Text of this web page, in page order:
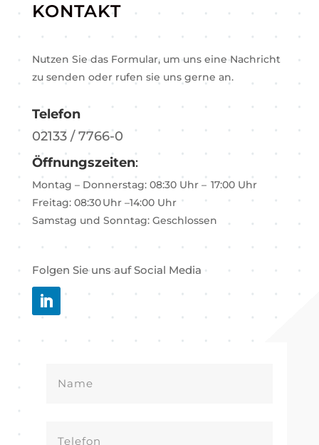
KONTAKT
Nutzen Sie das Formular, um uns eine Nachricht
zu senden oder rufen sie uns gerne an.
Telefon
02133 / 7766-0
Öffnungszeiten:
Montag – Donnerstag: 08:30 Uhr – 17:00 Uhr
Freitag: 08:30 Uhr –14:00 Uhr
Samstag und Sonntag: Geschlossen
Folgen Sie uns auf Social Media